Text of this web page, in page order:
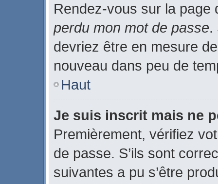
Rendez-vous sur la
perdu mon mot de passe.
devriez être en mesure
nouveau dans peu de
Haut
Je suis inscrit mais ne
Premièrement, vérifiez
de passe. S’ils sont
suivantes a pu s’être